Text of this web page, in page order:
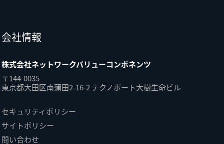
会社情報
株式会社ネットワークバリューコンポネンツ
〒144-0035
東京都大田区南蒲田2-16-2 テクノポート大樹生命ビル
セキュリティポリシー
サイトポリシー
問い合わせ